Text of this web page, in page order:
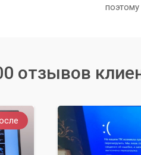
отзывов